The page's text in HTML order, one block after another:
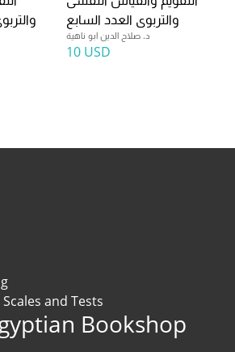
والتربوى العدد السابع
د. صلاح الدين ابو ناهية
10 USD
and Tests
Bookshop